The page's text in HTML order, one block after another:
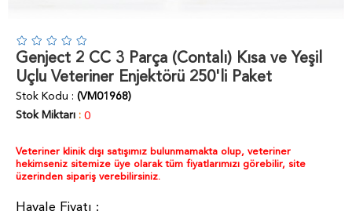
Genject 2 CC 3 Parça (Contalı) Kısa ve Yeşil
Uçlu Veteriner Enjektörü 250'li Paket
Stok Kodu
(VM01968)
Stok Miktarı : 0
Veteriner klinik dışı satışımız bulunmamakta olup, veteriner
hekimseniz sitemize üye olarak tüm fiyatlarımızı görebilir, site
üzerinden sipariş verebilirsiniz.